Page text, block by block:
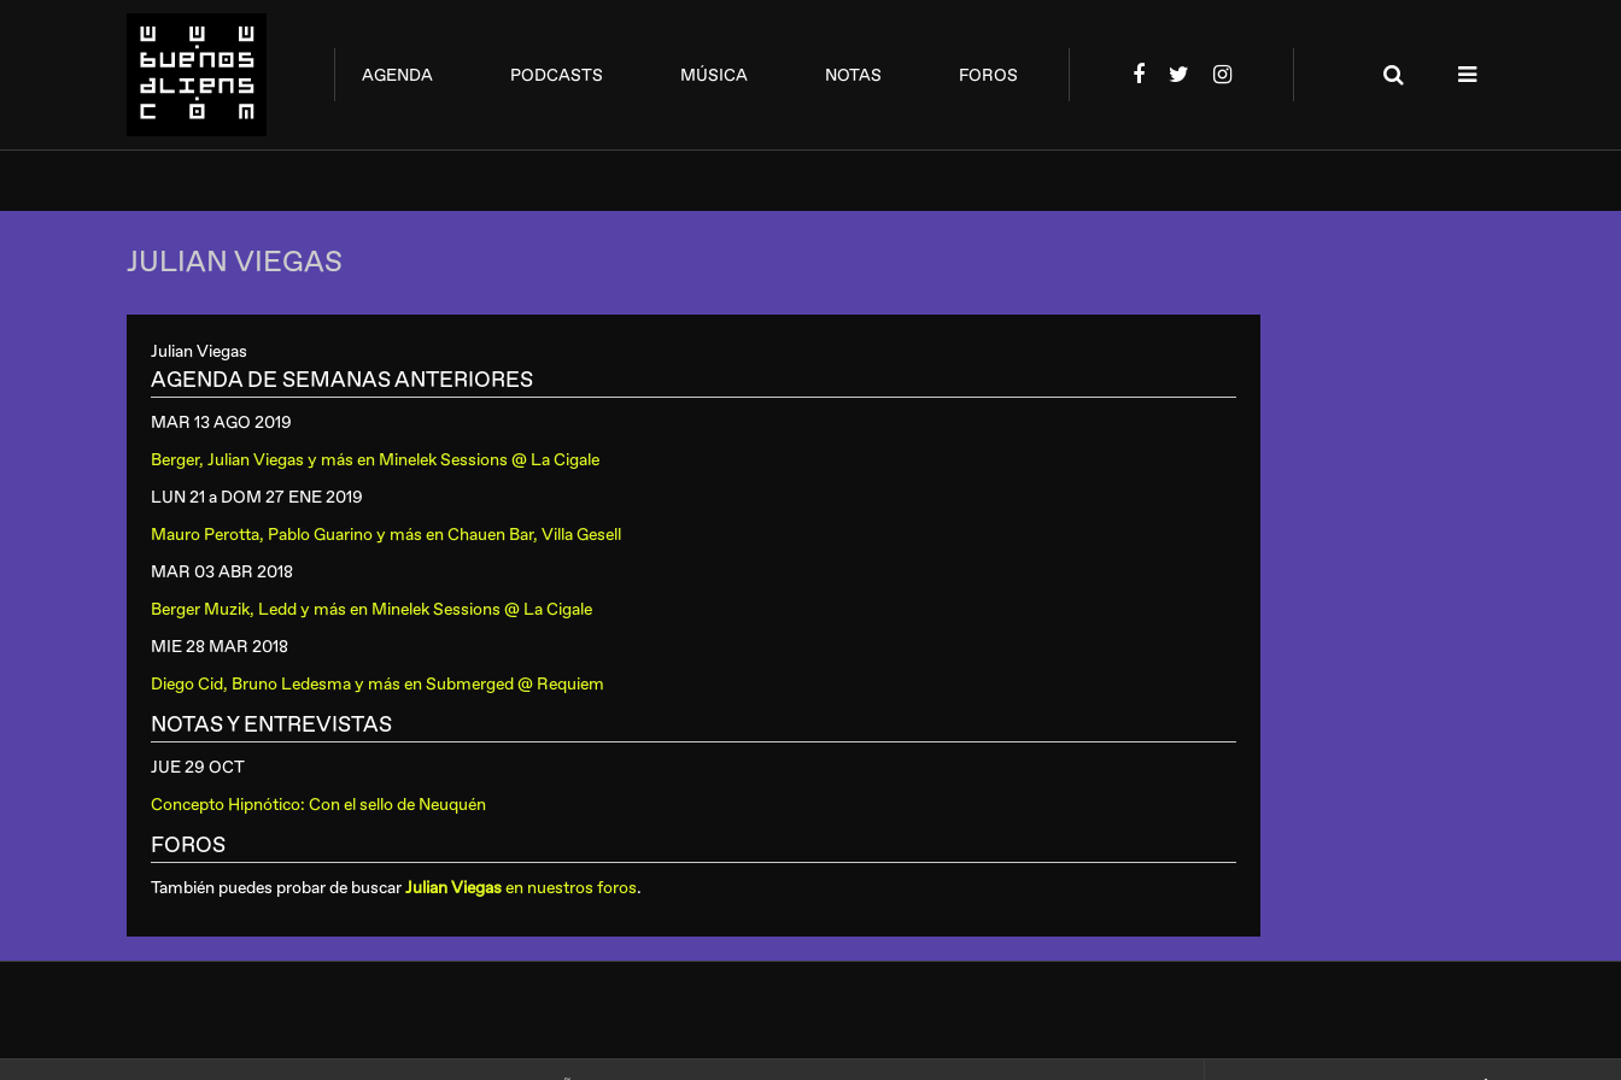
AGENDA PODCASTS MÚSICA NOTAS FOROS
JULIAN VIEGAS
Julian Viegas
AGENDA DE SEMANAS ANTERIORES
MAR 13 AGO 2019
Berger, Julian Viegas y más en Minelek Sessions @ La Cigale
LUN 21 a DOM 27 ENE2019
Mauro Perotta, Pablo Guarino y más enChauen Bar, Villa Gesell
MAR 03 ABR 2018
Berger Muzik, Ledd y más en Minelek Sessions @ La Cigale
MIE 28 MAR 2018
Diego Cid, Bruno Ledesma y más enSubmerged @ Requiem
NOTAS Y ENTREVISTAS
JUE 29 OCT
Concepto Hipnótico: Con el sello de Neuquén
FOROS
También puedes probar de buscarJulian Viegasen nuestros foros.